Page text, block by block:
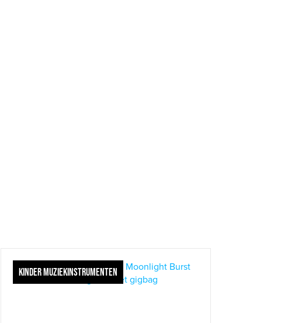
KINDER MUZIEKINSTRUMENTEN